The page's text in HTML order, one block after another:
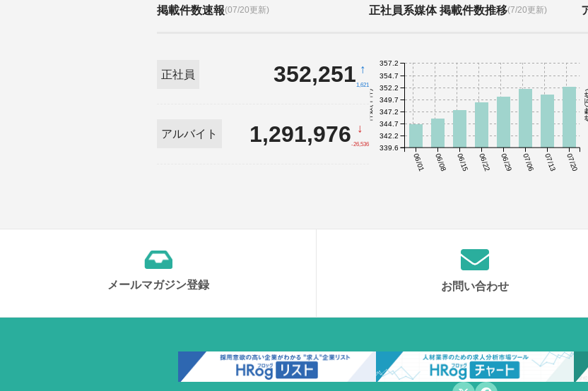
掲載件数速報(07/20更新)
正社員 352,251 ↑
1,621
アルバイト 1,291,976 ↓
-26,536
正社員系媒体 掲載件数推移(7/20更新)
06/01 06/08 06/15 06/22 06/29 07/06 07/13 07/20
件数(千件)
339.6
342.2
344.7
347.2
349.7
352.2
354.7
357.2
件
メールマガジン登録 お問い合わせ